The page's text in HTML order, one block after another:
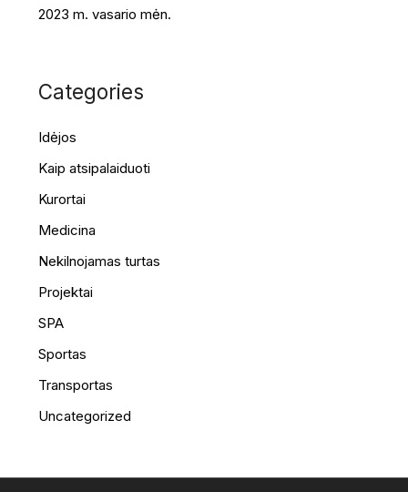
2023 m. vasario mėn.
Categories
Idėjos
Kaip atsipalaiduoti
Kurortai
Medicina
Nekilnojamas turtas
Projektai
SPA
Sportas
Transportas
Uncategorized